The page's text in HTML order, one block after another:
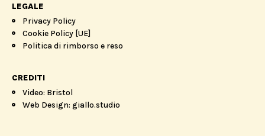
LEGALE
Privacy Policy
Cookie Policy [UE]
Politica di rimborso e reso
CREDITI
Video: Bristol
Web Design: giallo.studio